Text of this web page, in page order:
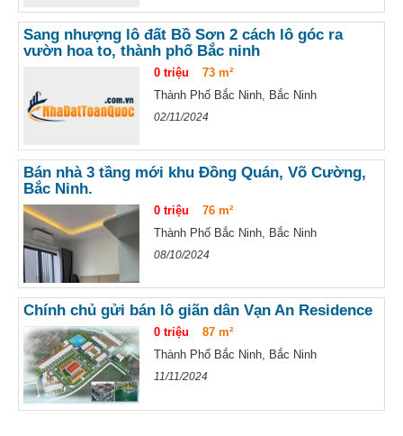
Sang nhượng lô đất Bồ Sơn 2 cách lô góc ra
vườn hoa to, thành phố Bắc ninh
0 triệu
73 m²
Thành Phố Bắc Ninh, Bắc Ninh
02/11/2024
Bán nhà 3 tầng mới khu Đồng Quán, Võ Cường,
Bắc Ninh.
0 triệu
76 m²
Thành Phố Bắc Ninh, Bắc Ninh
08/10/2024
Chính chủ gửi bán lô giãn dân Vạn An Residence
0 triệu
87 m²
Thành Phố Bắc Ninh, Bắc Ninh
11/11/2024